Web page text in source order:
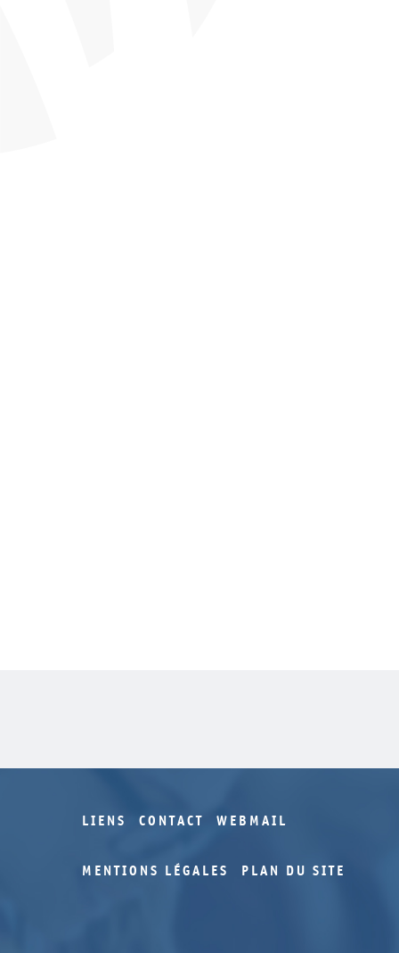
LIENS CONTACT WEBMAIL
MENTIONS LÉGALES PLAN DU SITE